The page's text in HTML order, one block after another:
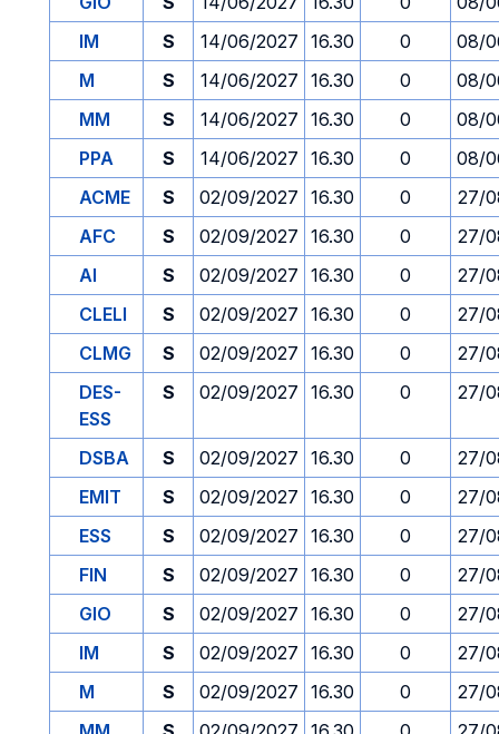
IM
S 14/06/2027 16.30 0
08/
M
S 14/06/2027 16.30 0
08/
MM
S 14/06/2027 16.30 0
08/
PPA
S 14/06/2027 16.30 0
08/
ACME
S 02/09/2027 16.30 0
27/
AFC
S 02/09/2027 16.30 0
27/
AI
S 02/09/2027 16.30 0
27/
CLELI
S 02/09/2027 16.30 0
27/
CLMG
S 02/09/2027 16.30 0
27/
DES-
ESS
S 02/09/2027 16.30 0 27/
DSBA S 02/09/2027 16.30 0
27/
EMIT
S 02/09/2027 16.30 0
27/
ESS
S 02/09/2027 16.30 0
27/
FIN
S 02/09/2027 16.30 0
27/
GIO
S 02/09/2027 16.30 0
27/
IM
S 02/09/2027 16.30 0
27/
M
S 02/09/2027 16.30 0
27/